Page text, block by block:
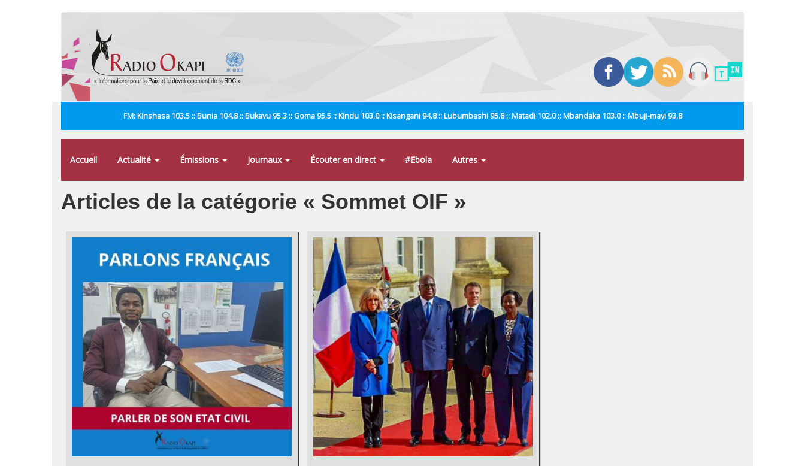
FM: Kinshasa 103.5 :: Bunia 104.8 :: Bukavu 95.3 :: Goma 95.5 :: Kindu 103.0 :: Kisangani 94.8 :: Lubumbashi 95.8 :: Matadi 102.0 :: Mbandaka 103.0 :: Mbuji-mayi 93.8
Accueil Actualité Émissions Journaux Écouter en direct #Ebola Autres
Articles de la catégorie « Sommet OIF »